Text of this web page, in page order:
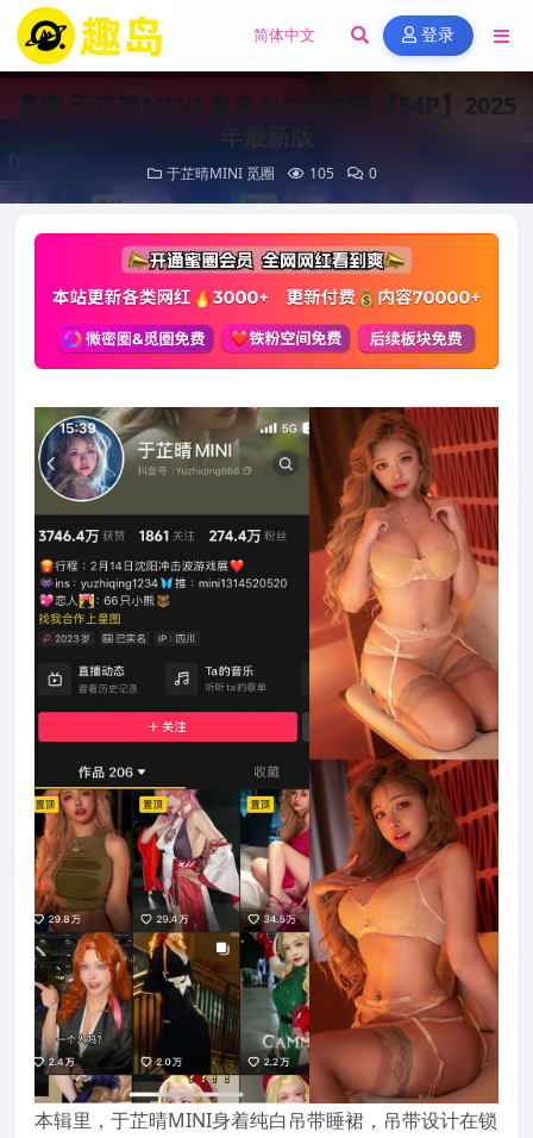
登录
觅圈 于芷晴MINI 趣岛 NO.009期 【54P】2025
于芷晴MINI 觅圈 105 0
本辑里，于芷晴MINI身着纯白吊带睡裙，吊带设计在锁